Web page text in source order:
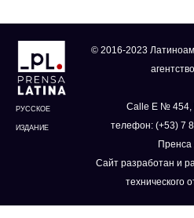
РУССКОЕ
ИЗДАНИЕ
© 2016-2023
Calle E № 454,
телефон: (+53) 7
Сайт разработан и
технического